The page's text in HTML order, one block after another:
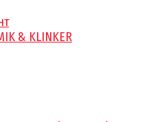
& KLINKER